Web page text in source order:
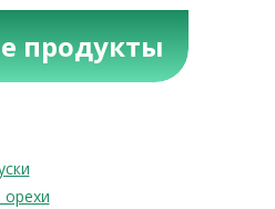
продукты